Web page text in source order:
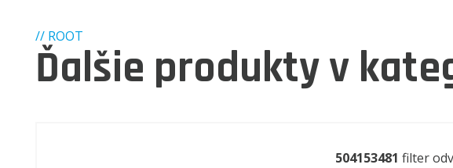
// ROOT
Ďalšie produkty v
504153481 filter